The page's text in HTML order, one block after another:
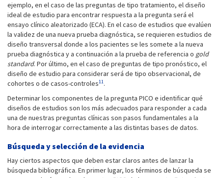
ejemplo, en el caso de las preguntas de tipo tratamiento, el diseño
ideal de estudio para encontrar respuesta a la pregunta será el
ensayo clínico aleatorizado (ECA). En el caso de estudios que evalúen
la validez de una nueva prueba diagnóstica, se requieren estudios de
diseño transversal donde a los pacientes se les somete a la nueva
prueba diagnóstica y a continuación a la prueba de referencia o gold
standard. Por último, en el caso de preguntas de tipo pronóstico, el
diseño de estudio para considerar será de tipo observacional, de
cohortes o de casos-controles11.
Determinar los componentes de la pregunta PICO e identificar qué
diseños de estudios son los más adecuados para responder a cada
una de nuestras preguntas clínicas son pasos fundamentales a la
hora de interrogar correctamente a las distintas bases de datos.
Búsqueda y selección de la evidencia
Hay ciertos aspectos que deben estar claros antes de lanzar la
búsqueda bibliográfica. En primer lugar, los términos de búsqueda se